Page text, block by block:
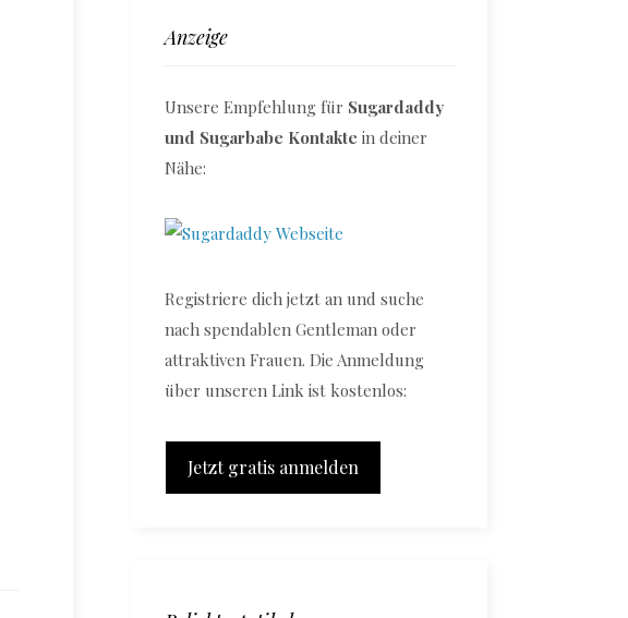
Anzeige
Unsere Empfehlung für Sugardaddy
und Sugarbabe Kontakte in deiner
Nähe:
Registriere dich jetzt an und suche
nach spendablen Gentleman oder
attraktiven Frauen. Die Anmeldung
über unseren Link ist kostenlos:
Jetzt gratis anmelden